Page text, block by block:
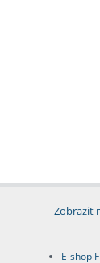
Zobrazit
E-shop